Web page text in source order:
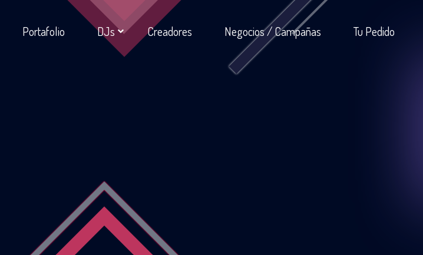
Portafolio DJs Creadores Negocios / Campañas Tu Pedido